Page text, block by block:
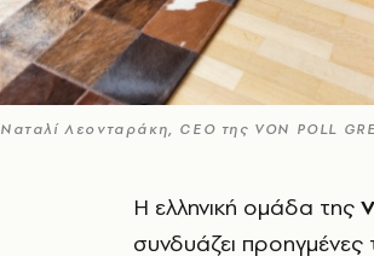
Ναταλί Λεονταράκη, CEO της VON POLL
Η ελληνική οµάδα της
συνδυάζει προηγµένες